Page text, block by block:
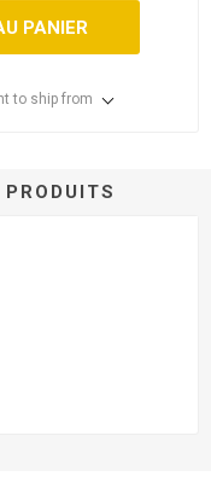
PANIER
to ship from